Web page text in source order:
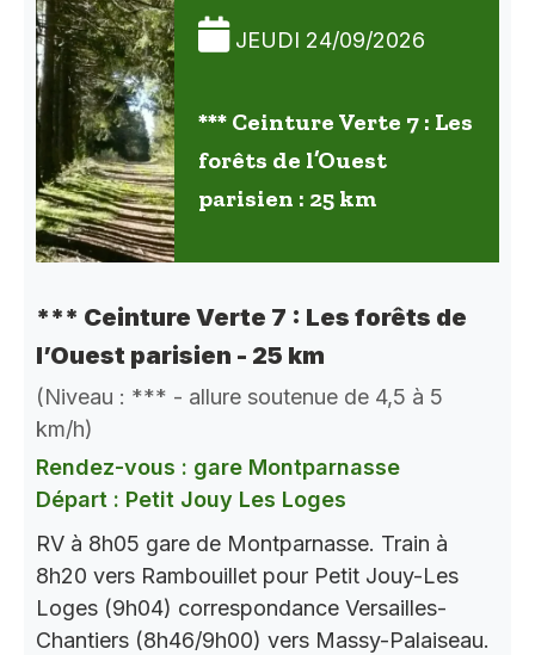
JEUDI 24/09/2026
*** Ceinture Verte 7 : Les
forêts de l’Ouest
parisien : 25 km
*** Ceinture Verte 7 : Les forêts de
l’Ouest parisien - 25 km
(Niveau : *** - allure soutenue de 4,5 à 5
km/h)
Rendez-vous : gare Montparnasse
Départ : Petit Jouy Les Loges
RV à 8h05 gare de Montparnasse. Train à
8h20 vers Rambouillet pour Petit Jouy-Les
Loges (9h04) correspondance Versailles-
Chantiers (8h46/9h00) vers Massy-Palaiseau.